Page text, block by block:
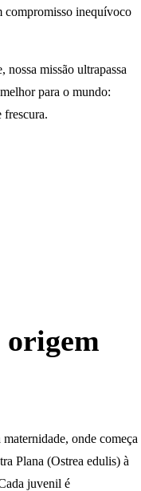
compromisso inequívoco
nossa missão ultrapassa
para o mundo:
frescura.
origem
onde começa
Plana (Ostrea edulis) à
juvenil é